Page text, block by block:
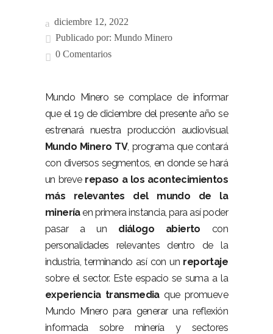
diciembre 12, 2022
Publicado por: Mundo Minero
0 Comentarios
Mundo Minero se complace de informar
que el 19 de diciembre del presente año se
estrenará nuestra producción audiovisual
Mundo Minero TV, programa que contará
con diversos segmentos, en donde se hará
un breve repaso a los acontecimientos
más relevantes del mundo de la
mineríaen primera instancia, para así poder
pasar a un diálogo abierto con
personalidades relevantes dentro de la
industria, terminando así con un reportaje
sobre el sector. Este espacio se suma a la
experiencia transmediaque promueve
Mundo Minero para generar una reflexión
informada sobre minería y sectores